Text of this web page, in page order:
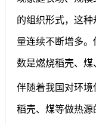
的组织形式，这
量连续不断增多
数是燃烧稻壳、煤
伴随着我国对环
稻壳、煤等做热